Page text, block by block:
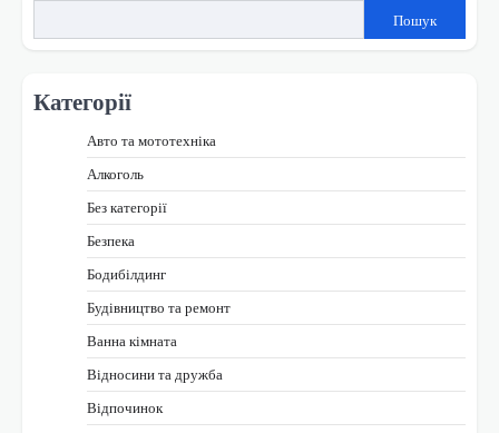
Пошук
Категорії
Авто та мототехніка
Алкоголь
Без категорії
Безпека
Бодибілдинг
Будівництво та ремонт
Ванна кімната
Відносини та дружба
Відпочинок